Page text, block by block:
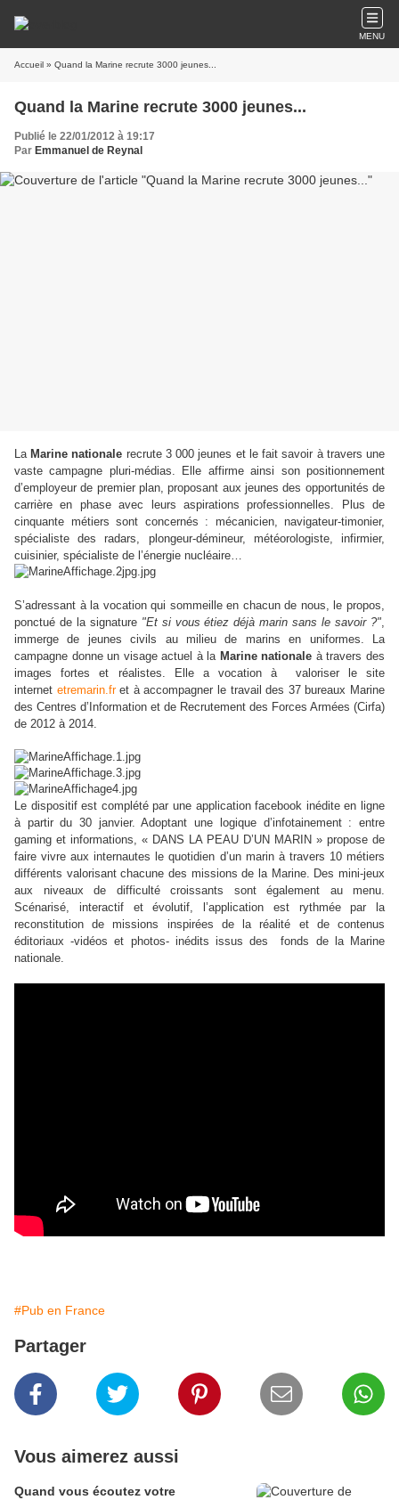
MENU
Accueil » Quand la Marine recrute 3000 jeunes...
Quand la Marine recrute 3000 jeunes...
Publié le 22/01/2012 à 19:17
Par Emmanuel de Reynal
La Marine nationale recrute 3 000 jeunes et le fait savoir à travers une
vaste campagne pluri-médias. E lle affirme ainsi son positionnement
d’employeur de premier plan, proposant aux jeunes des opportunités de
carrière en phase avec leurs aspirations professionnelles. Plus de
cinquante métiers sont concernés : mécanicien, navigateur-timonier,
spécialiste des radars, plongeur-démineur, météorologiste, infirmier,
cuisinier, spécialiste de l’énergie nucléaire…
S’adressant à la vocation qui sommeille en chacun de nous, le propos,
ponctué de la signature "Et si vous étiez déjà marin sans le savoir ?",
immerge de jeunes civils au milieu de marins en uniformes.
La
campagne donne un visage actuel à la Marine nationale à travers des
images fortes et réalistes. Elle a vocation à valoriser le site
internet etremarin.fret à accompagner le travail des 37 bureaux Marine
des Centres d’Information et de Recrutement des Forces Armées (Cirfa)
de 2012 à 2014.
Le dispositif est complété par une application facebook inédite en ligne
à partir du 30 janvier. Adoptant une logique d’infotainement : entre
gaming et informations, « DANS LA PEAU D’UN MARIN » propose de
faire vivre aux internautes le quotidien d’un marin à travers 10 métiers
différents valorisant chacune des missions de la Marine. Des mini-jeux
aux niveaux de difficulté croissants sont également au menu.
Scénarisé, interactif et évolutif, l’application est rythmée par la
reconstitution de missions inspirées de la réalité et de contenus
éditoriaux -vidéos et photos- inédits issus des fonds de la Marine
nationale.
#Pub en France
Partager
Vous aimerez aussi
Quand vous écoutez votre